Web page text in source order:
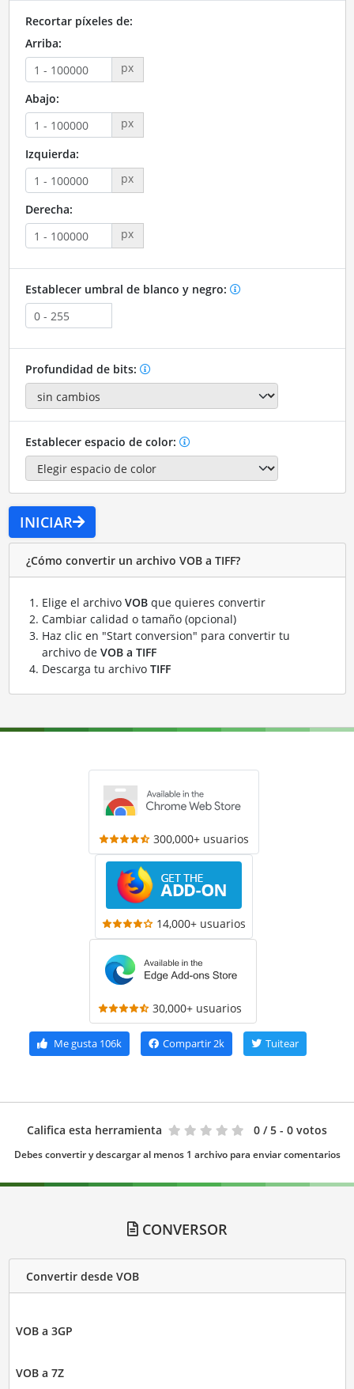
Recortar píxeles de:
Arriba:
px
Abajo:
px
Izquierda:
px
Derecha:
px
Establecer umbral de blanco y negro:
Profundidad de bits:
Establecer espacio de color:
INICIAR
¿Cómo convertir un archivo VOB a TIFF?
Elige el archivo VOBque quieres convertir
Cambiar calidad o tamaño (opcional)
Haz clic en "Start conversion" para convertir tu
archivo de VOB a TIFF
Descarga tu archivo TIFF
300,000+ usuarios
14,000+ usuarios
30,000+ usuarios
Me gusta106k Compartir2k Tuitear
Califica esta herramienta 0 / 5 - 0 votos
Debes convertir y descargar al menos 1 archivo para enviar comentarios
CONVERSOR
Convertir desde VOB
VOB a 3GP
VOB a 7Z